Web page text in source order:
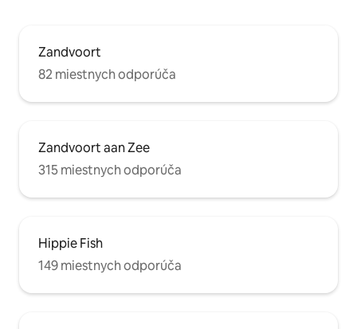
Zandvoort
82 miestnych odporúča
Zandvoort aan Zee
315 miestnych odporúča
Hippie Fish
149 miestnych odporúča